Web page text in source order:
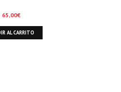
65,00€
AL CARRITO